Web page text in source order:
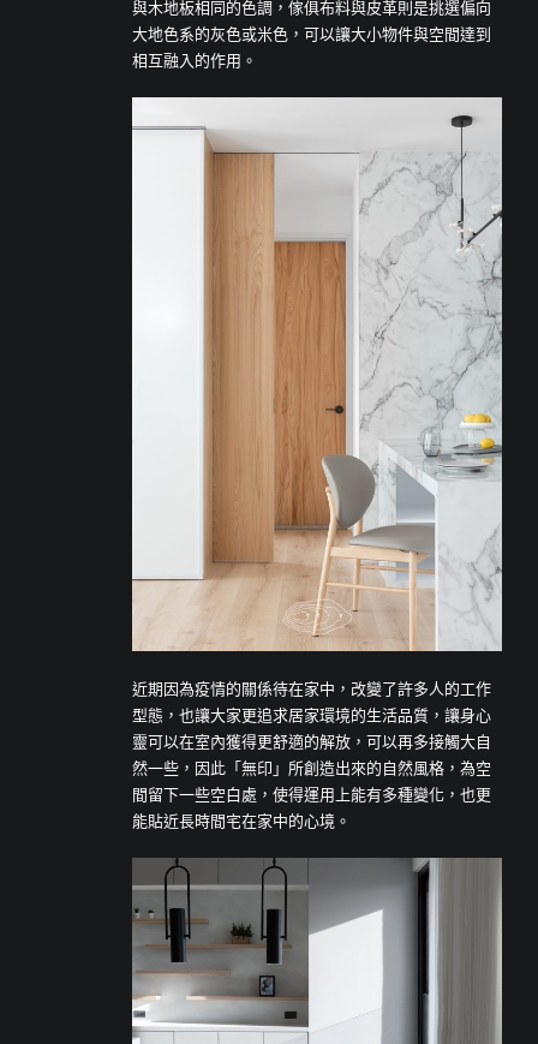
與木地板相同的色調，傢俱布料與皮革則是挑選偏向
大地色系的灰色或米色，可以讓大小物件與空間達到
相互融入的作用。
近期因為疫情的關係待在家中，改變了許多人的工作
型態，也讓大家更追求居家環境的生活品質，讓身心
靈可以在室內獲得更舒適的解放，可以再多接觸大自
然一些，因此「無印」所創造出來的自然風格，為空
間留下一些空白處，使得運用上能有多種變化，也更
能貼近長時間宅在家中的心境。